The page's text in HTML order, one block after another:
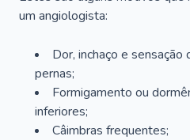
um angiologista:
Dor, inchaço e
pernas;
Formigamento ou
inferiores;
Câimbras frequentes;